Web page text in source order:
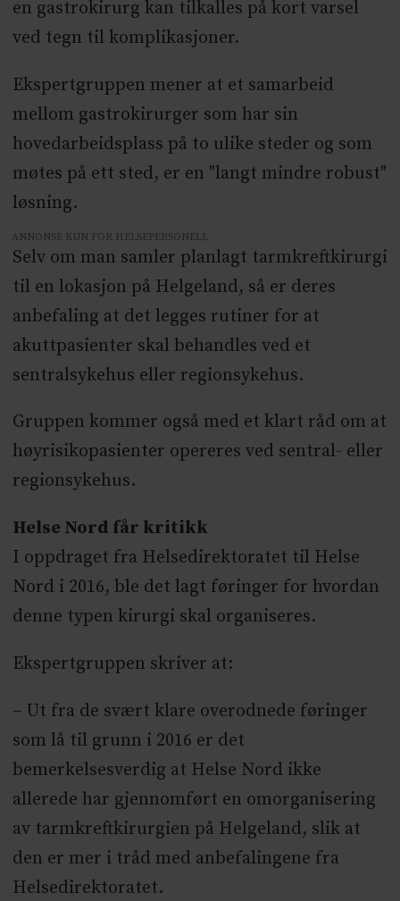
en gastrokirurg kan tilkalles på kort varsel
ved tegn til komplikasjoner.
Ekspertgruppen mener at et samarbeid
mellom gastrokirurger som har sin
hovedarbeidsplass på to ulike steder og som
møtes på ett sted, er en "langt mindre robust"
løsning.
ANNONSE KUN FOR HELSEPERSONELL
Selv om man samler planlagt tarmkreftkirurgi
til en lokasjon på Helgeland, så er deres
anbefaling at det legges rutiner for at
akuttpasienter skal behandles ved et
sentralsykehus eller regionsykehus.
Gruppen kommer også med et klart råd om at
høyrisikopasienter opereres ved sentral- eller
regionsykehus.
Helse Nord får kritikk
I oppdraget fra Helsedirektoratet til Helse
Nord i 2016, ble det lagt føringer for hvordan
denne typen kirurgi skal organiseres.
Ekspertgruppen skriver at:
– Ut fra de svært klare overodnede føringer
som lå til grunn i 2016 er det
bemerkelsesverdig at Helse Nord ikke
allerede har gjennomført en omorganisering
av tarmkreftkirurgien på Helgeland, slik at
den er mer i tråd med anbefalingene fra
Helsedirektoratet.